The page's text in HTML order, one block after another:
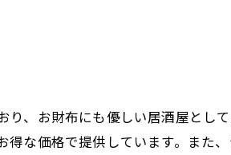
、お財布にも優しい居酒屋とし
な価格で提供しています。また